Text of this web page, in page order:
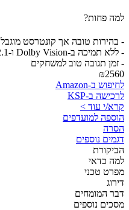
למה פחות?
- בהירות טובה אך קונטרסט מוגבל
- ללא תמיכה ב-Dolby Vision ו-HDMI 2.1
- זמן תגובה טוב למשחקים
₪2560
לחיפוש ב-Amazon
לרכישה ב-KSP
קרא/י עוד >
הוספה למועדפים
הסרה
דגמים נוספים
הביקורת
למה כדאי
מפרט טכני
דירוג
דבר המומחים
מסכים נוספים